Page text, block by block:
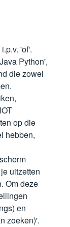
'of'.
Python',
die zowel
op die
hebben,
uitzetten
Om deze
en
zoeken)'.